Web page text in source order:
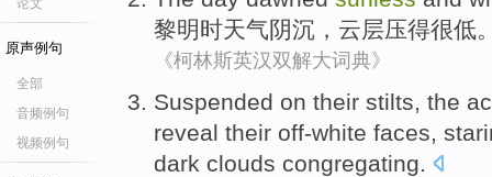
论文
原声例句
全部
音频例句
视频例句
黎明时天气阴沉 ，云层压得很低
《柯林斯英汉双解大词典》
Suspended on their stilts the
reveal their off-white faces
dark clouds congregating